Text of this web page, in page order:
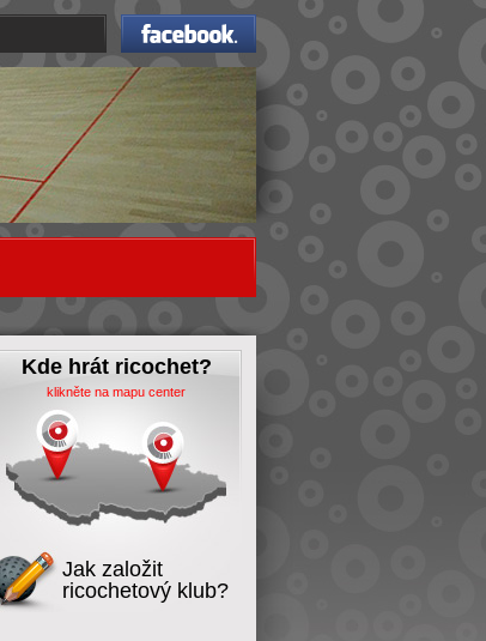
Facebook
Kde hrát ricochet?
klikněte na mapu center
Jak založit
ricochetový klub?